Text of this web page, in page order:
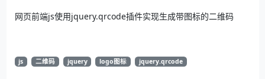
网页前端js使用jquery.qrcode插件实现生成带图标的二维码
js 二维码 jquery logo图标 jquery.qrcode